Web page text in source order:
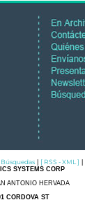
Búsquedas [ RSS - XML ]
SYSTEMS CORP
ANTONIO HERVADA
CORDOVA ST